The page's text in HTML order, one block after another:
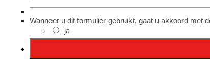
Wanneer u dit formulier gebruikt, gaat u akkoord met
ja